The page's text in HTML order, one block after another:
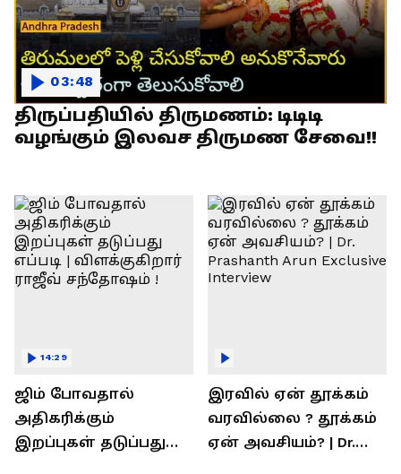
திருப்பதியில் திருமணம்: டிடிடி
வழங்கும் இலவச திருமண சேவை!!
03:48
ஜிம் போவதால்
அதிகரிக்கும்
இறப்புகள் தடுப்பது
14:29
இரவில் ஏன் தூக்கம்
வரவில்லை ? தூக்கம்
ஏன் அவசியம்? | Dr.